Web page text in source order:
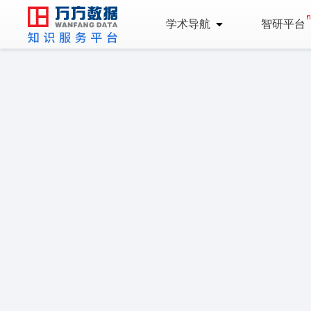
学术导航 智研平台